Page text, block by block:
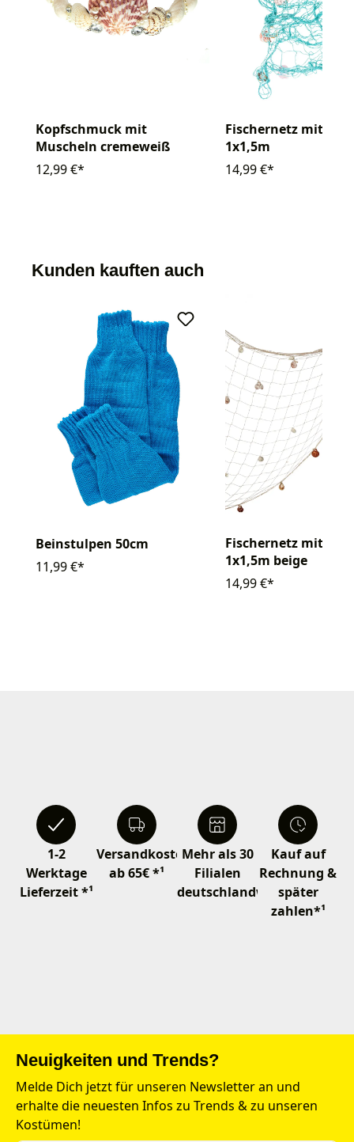
Kopfschmuck mit
Muscheln cremeweiß
12,99 €*
Fischernetz mit
1x1,5m
14,99 €*
Kunden kauften auch
Beinstulpen 50cm
11,99 €*
Fischernetz mit
1x1,5m beige
14,99 €*
1-2
Werktage
Lieferzeit *¹
Versandkostenfrei
ab 65€ *¹
Mehr als 30
Filialen
deutschlandweit
Kauf auf
Rechnung &
später
zahlen*¹
Neuigkeiten und Trends?
Melde Dich jetzt für unseren Newsletter an und
erhalte die neuesten Infos zu Trends & zu unseren
Kostümen!